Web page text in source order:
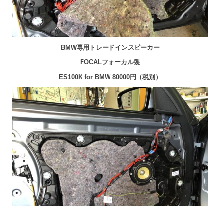
BMW専用トレードインスピーカー
FOCALフォーカル製
ES100K for BMW 80000円（税別）